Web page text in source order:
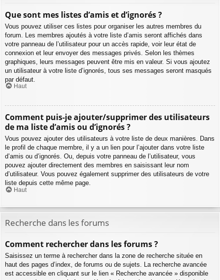
Que sont mes listes d’amis et d’ignorés ?
Vous pouvez utiliser ces listes pour organiser les autres membres du
forum. Les membres ajoutés à votre liste d’amis seront affichés dans
votre panneau de l’utilisateur pour un accès rapide, voir leur état de
connexion et leur envoyer des messages privés. Selon les thèmes
graphiques, leurs messages peuvent être mis en valeur. Si vous ajoutez
un utilisateur à votre liste d’ignorés, tous ses messages seront masqués
par défaut.
Haut
Comment puis-je ajouter/supprimer des utilisateurs
de ma liste d’amis ou d’ignorés ?
Vous pouvez ajouter des utilisateurs à votre liste de deux manières. Dans
le profil de chaque membre, il y a un lien pour l’ajouter dans votre liste
d’amis ou d’ignorés. Ou, depuis votre panneau de l’utilisateur, vous
pouvez ajouter directement des membres en saisissant leur nom
d’utilisateur. Vous pouvez également supprimer des utilisateurs de votre
liste depuis cette même page.
Haut
Recherche dans les forums
Comment rechercher dans les forums ?
Saisissez un terme à rechercher dans la zone de recherche située en
haut des pages d’index, de forums ou de sujets. La recherche avancée
est accessible en cliquant sur le lien « Recherche avancée » disponible